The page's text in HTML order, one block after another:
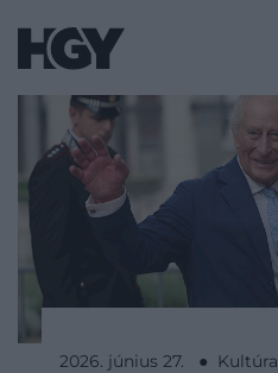
2026. június 27. ● Kultúra